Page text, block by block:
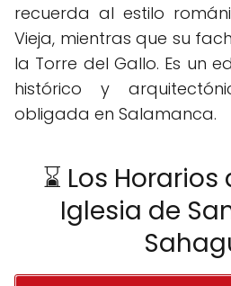
recuerda al estilo
Vieja, mientras que su
la Torre del Gallo. Es un
histórico y
obligada en Salamanca.
⌛ Los
Iglesia de